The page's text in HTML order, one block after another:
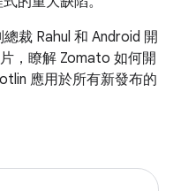
裁 Rahul 和 Android 開
，瞭解 Zomato 如何開
應用於所有新發布的